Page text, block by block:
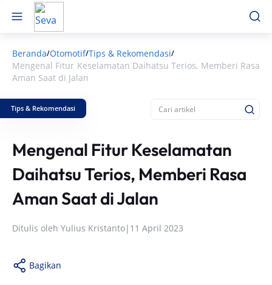
Beranda/Otomotif/Tips & Rekomendasi/
Mengenal Fitur Keselamatan Daihatsu Terios, Memberi Rasa
Aman Saat di Jalan
Tips & Rekomendasi
Mengenal Fitur Keselamatan
Daihatsu Terios, Memberi Rasa
Aman Saat di Jalan
Ditulis oleh Yulius Kristanto| 11 April 2023
Bagikan